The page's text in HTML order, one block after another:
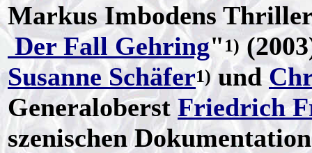
Markus Imbodens
Der Fall Gehring"1)
Susanne Schäfer1)und
Generaloberst Friedrich
szenischen